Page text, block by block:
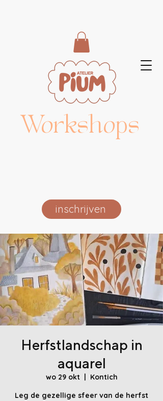
inschrijven
Workshops
Herfstlandschap in
aquarel
wo 29 okt
  |
Kontich
Leg de gezellige sfeer van de herfst